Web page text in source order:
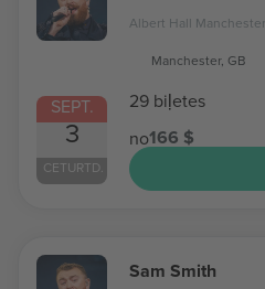
SEPT.
3
CETURTD.
Albert Hall Manchester
Manchester, GB
29 biļetes
no166 $
Sam Smith